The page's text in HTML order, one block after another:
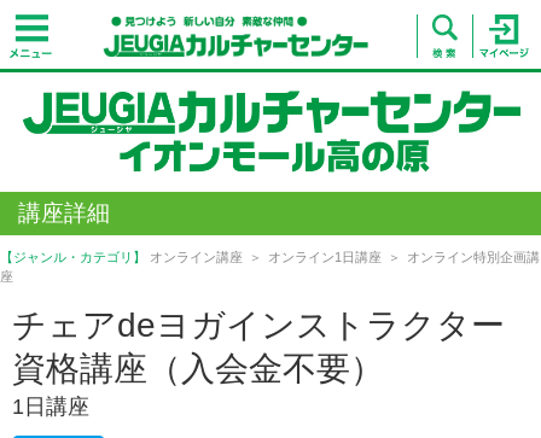
講座詳細
【ジャンル・カテゴリ】 オンライン講座 オンライン1日講座
オンライン特別企画講
座
チェアdeヨガインストラクター
資格講座（入会金不要）
1日講座